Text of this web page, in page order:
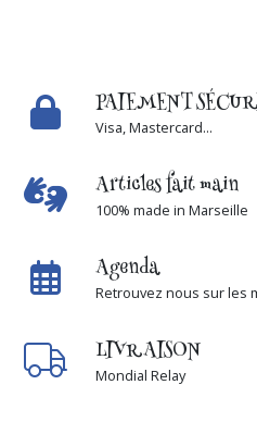
PAIEMENT
Visa, Mastercard...
Articles fait main
100% made in Marseille
Agenda
Retrouvez nous sur les
LIVRAISON
Mondial Relay